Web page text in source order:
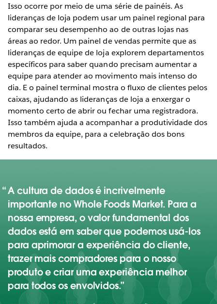
Isso ocorre por meio de uma série de painéis. As
lideranças de loja podem usar um painel regional para
comparar seu desempenho ao de outras lojas nas
áreas ao redor. Um painel de vendas permite que as
lideranças de equipe de loja explorem departamentos
específicos para saber quando precisam aumentar a
equipe para atender ao movimento mais intenso do
dia. E o painel terminal mostra o fluxo de clientes pelos
caixas, ajudando as lideranças de loja a enxergar o
momento certo de abrir ou fechar uma registradora.
Isso também ajuda a acompanhar a produtividade dos
membros da equipe, para a celebração dos bons
resultados.
A cultura de dados é incrivelmente
importante no Whole Foods Market. Para a
nossa empresa, o valor fundamental dos
dados está em saber que podemos usá-los
para aprimorar a experiência do cliente,
trazer mais compradores para o nosso
produto e criar uma experiência melhor
para todos os envolvidos.